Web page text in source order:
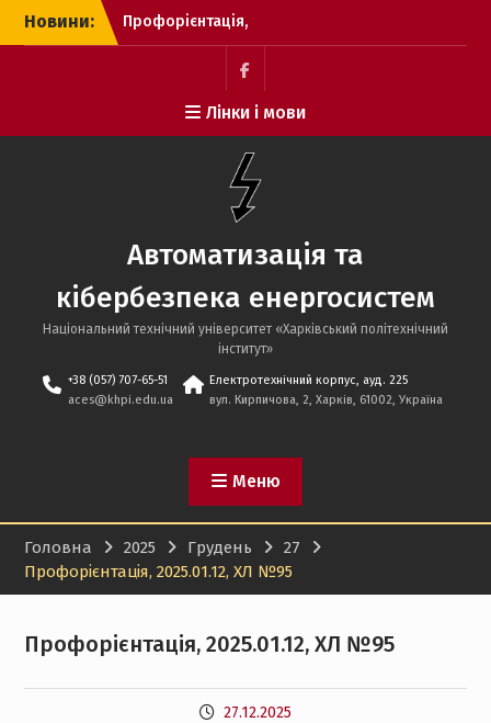
Перейти
Новини:
Профорієнтація,
2025.09.12, Височанський
Профорієнтація,
2025.01.12, ХЛ №95
Профорієнтаційний захід
із “Відокремлений
структурний підрозділ
політехнічний фаховий
коледж НТУ «ХПІ»
Пункт
меню
Лінки і мови
Автоматизація та
кібербезпека енергосистем
Національний технічний університет «Харківський політехнічний
iнститут»
+38 (057) 707-65-51
aces@khpi.edu.ua
Електротехнічний корпус, ауд. 225
вул. Кирпичова, 2, Харків, 61002, Україна
Меню
Головна 2025 Грудень
27
Профорієнтація, 2025.01.12, ХЛ №95
Профорієнтація, 2025.01.12, ХЛ №95
27.12.2025